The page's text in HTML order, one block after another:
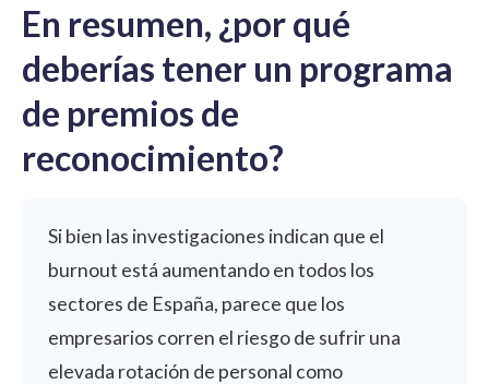
En resumen, ¿por qué
deberías tener un programa
de premios de
reconocimiento?
Si bien las investigaciones indican que el
burnout está aumentando en todos los
sectores de España, parece que los
empresarios corren el riesgo de sufrir una
elevada rotación de personal como